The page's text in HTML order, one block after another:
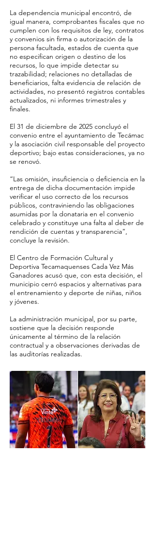
La dependencia municipal encontró, de
igual manera, comprobantes fiscales que no
cumplen con los requisitos de ley, contratos
y convenios sin firma o autorización de la
persona facultada, estados de cuenta que
no especifican origen o destino de los
recursos, lo que impide detectar su
trazabilidad; relaciones no detalladas de
beneficiarios, falta evidencia de relación de
actividades, no presentó registros contables
actualizados, ni informes trimestrales y
finales.
El 31 de diciembre de 2025 concluyó el
convenio entre el ayuntamiento de Tecámac
y la asociación civil responsable del proyecto
deportivo; bajo estas consideraciones, ya no
se renovó.
“Las omisión, insuficiencia o deficiencia en la
entrega de dicha documentación impide
verificar el uso correcto de los recursos
públicos, contraviniendo las obligaciones
asumidas por la donataria en el convenio
celebrado y constituye una falta al deber de
rendición de cuentas y transparencia”,
concluye la revisión.
El Centro de Formación Cultural y
Deportiva Tecamaquenses Cada Vez Más
Ganadores acusó que, con esta decisión, el
municipio cerró espacios y alternativas para
el entrenamiento y deporte de niñas, niños
y jóvenes.
La administración municipal, por su parte,
sostiene que la decisión responde
únicamente al término de la relación
contractual y a observaciones derivadas de
las auditorías realizadas.